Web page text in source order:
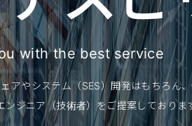
with the best service
アやシステム（SES）開発はもちろん
ジニア（技術者）をご提案しておりま